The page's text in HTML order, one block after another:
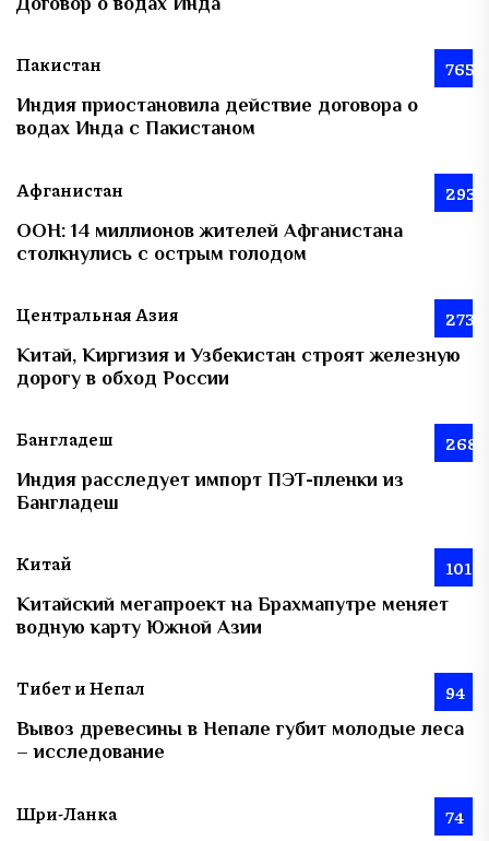
Пакистан 765
Индия приостановила действие договора о
водах Инда с Пакистаном
Афганистан 293
ООН: 14 миллионов жителей Афганистана
столкнулись с острым голодом
Центральная Азия 273
Китай, Киргизия и Узбекистан строят железную
дорогу в обход России
Бангладеш 268
Индия расследует импорт ПЭТ-пленки из
Бангладеш
Китай 101
Китайский мегапроект на Брахмапутре меняет
водную карту Южной Азии
Тибет и Непал 94
Вывоз древесины в Непале губит молодые леса
– исследование
Шри-Ланка 74